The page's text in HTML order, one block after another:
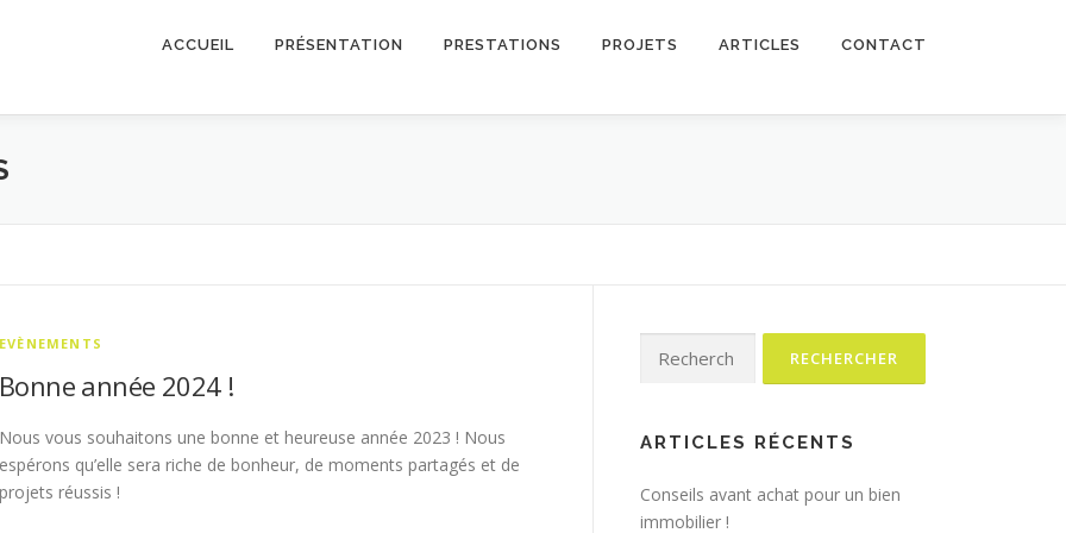
ACCUEIL PRÉSENTATION PRESTATIONS PROJETS ARTICLES CONTACT
EVÈNEMENTS
Bonne année 2024 !
Nous vous souhaitons une bonne et heureuse année 2023 ! Nous
espérons qu’elle sera riche de bonheur, de moments partagés et de
projets réussis !
ARTICLES RÉCENTS
Conseils avant achat pour un bien
immobilier !